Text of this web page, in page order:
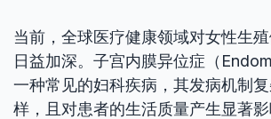
当前，全球医疗健康领域对女性生
日益加深。子宫内膜异位症（
一种常见的妇科疾病，其发病机制
样，且对患者的生活质量产生显著